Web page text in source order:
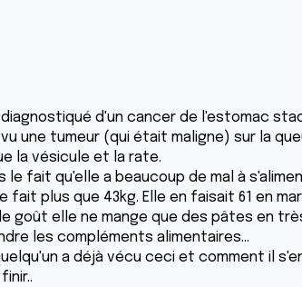
diagnostiqué d'un cancer de l'estomac
une tumeur (qui était maligne) sur la
la vésicule et la rate.
le fait qu'elle a beaucoup de mal à
fait plus que 43kg. Elle en faisait 61 en
goût elle ne mange que des pâtes en
les compléments alimentaires...
a déjà vécu ceci et comment il